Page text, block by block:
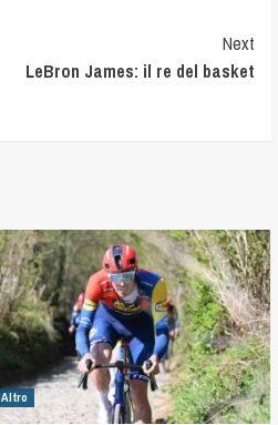
Next
LeBron James: il re del basket
Altro